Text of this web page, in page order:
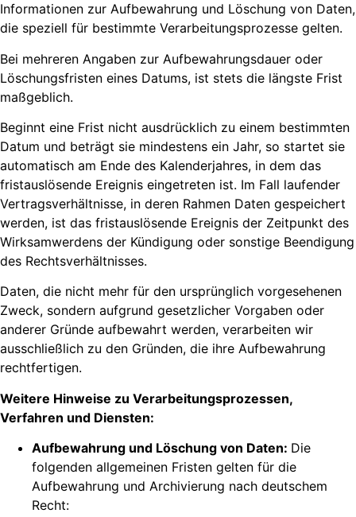
Informationen zur Aufbewahrung und Löschung von Daten,
die speziell für bestimmte Verarbeitungsprozesse gelten.
Bei mehreren Angaben zur Aufbewahrungsdauer oder
Löschungsfristen eines Datums, ist stets die längste Frist
maßgeblich.
Beginnt eine Frist nicht ausdrücklich zu einem bestimmten
Datum und beträgt sie mindestens ein Jahr, so startet sie
automatisch am Ende des Kalenderjahres, in dem das
fristauslösende Ereignis eingetreten ist. Im Fall laufender
Vertragsverhältnisse, in deren Rahmen Daten gespeichert
werden, ist das fristauslösende Ereignis der Zeitpunkt des
Wirksamwerdens der Kündigung oder sonstige Beendigung
des Rechtsverhältnisses.
Daten, die nicht mehr für den ursprünglich vorgesehenen
Zweck, sondern aufgrund gesetzlicher Vorgaben oder
anderer Gründe aufbewahrt werden, verarbeiten wir
ausschließlich zu den Gründen, die ihre Aufbewahrung
rechtfertigen.
Weitere Hinweise zu Verarbeitungsprozessen,
Verfahren und Diensten:
Aufbewahrung und Löschung von Daten: Die
folgenden allgemeinen Fristen gelten für die
Aufbewahrung und Archivierung nach deutschem
Recht: